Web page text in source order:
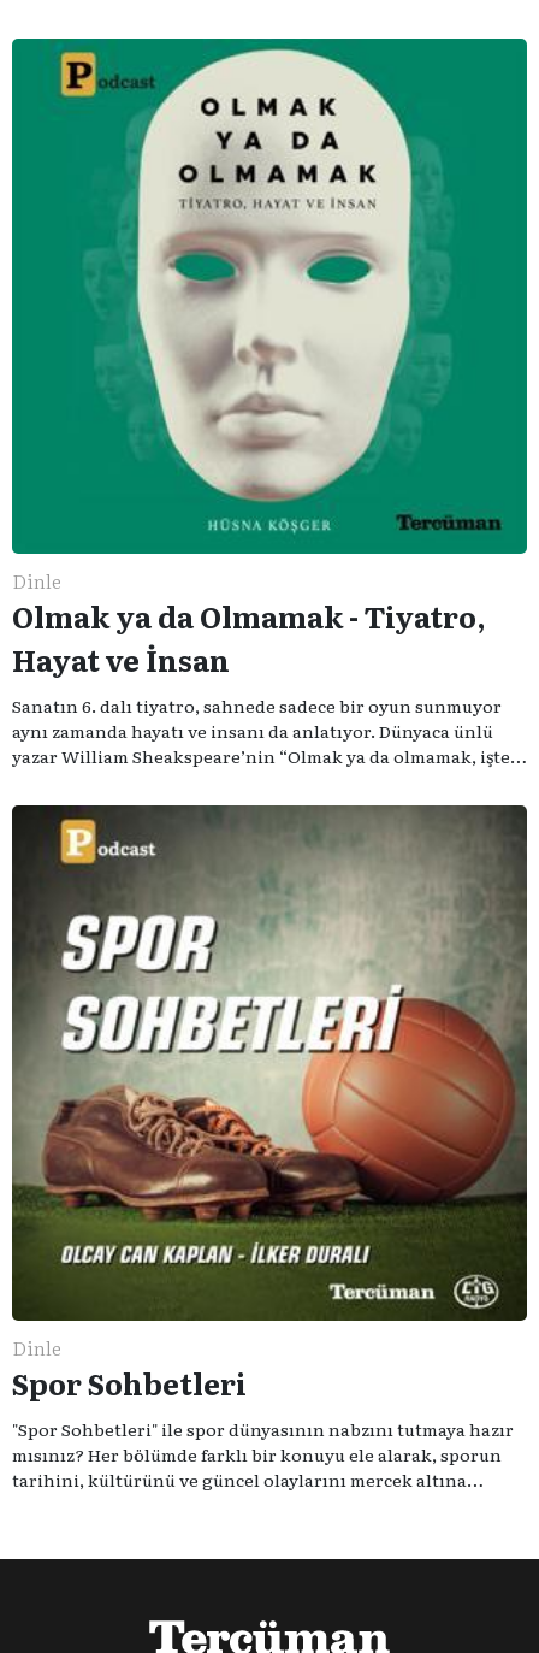
Dinle
Olmak ya da Olmamak - Tiyatro,
Hayat ve İnsan
Sanatın 6. dalı tiyatro, sahnede sadece bir oyun sunmuyor
aynı zamanda hayatı ve insanı da anlatıyor. Dünyaca ünlü
yazar William Sheakspeare’nin “Olmak ya da olmamak, işte
serimizde; tiyatroyu, alanının uzman isimleriyle
konuşuyoruz..
Dinle
Spor Sohbetleri
"Spor Sohbetleri" ile spor dünyasının nabzını tutmaya hazır
mısınız? Her bölümde farklı bir konuyu ele alarak, sporun
tarihini, kültürünü ve güncel olaylarını mercek altına
olmadığına inananlardansanız "Spor Sohbetleri" tam size